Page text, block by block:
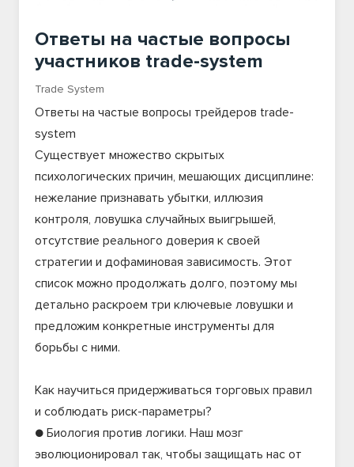
Ответы на частые вопросы
участников trade-system
Trade System
Ответы на частые вопросы трейдеров trade-
system
Существует множество скрытых
психологических причин, мешающих дисциплине:
нежелание признавать убытки, иллюзия
контроля, ловушка случайных выигрышей,
отсутствие реального доверия к своей
стратегии и дофаминовая зависимость. Этот
список можно продолжать долго, поэтому мы
детально раскроем три ключевые ловушки и
предложим конкретные инструменты для
борьбы с ними.
Как научиться придерживаться торговых правил
и соблюдать риск-параметры?
● Биология против логики. Наш мозг
эволюционировал так, чтобы защищать нас от